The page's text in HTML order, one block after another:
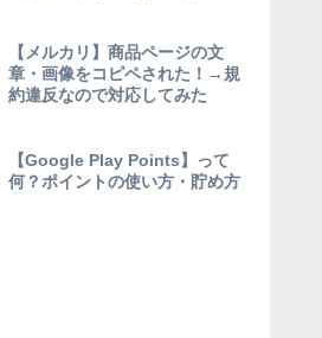
【メルカリ】商品ページの文
章・画像をコピペされた！→規
約違反なので対応してみた
【Google Play Points】って
何？ポイントの使い方・貯め方